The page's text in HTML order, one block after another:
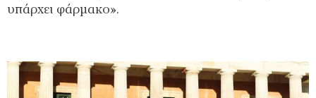
υπάρχει φάρμακο».